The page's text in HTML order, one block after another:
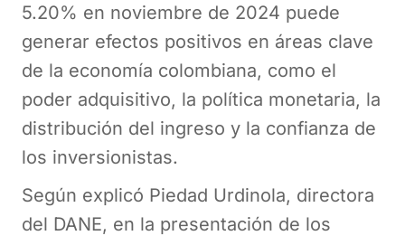
5.20% en noviembre de 2024 puede
generar efectos positivos en áreas clave
de la economía colombiana, como el
poder adquisitivo, la política monetaria, la
distribución del ingreso y la confianza de
los inversionistas.
Según explicó Piedad Urdinola, directora
del DANE, en la presentación de los